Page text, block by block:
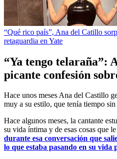
“Qué rico país”, Ana del Catillo
retaguardia en Yate
“Ya tengo telaraña”:
picante confesión
Hace unos meses Ana del Castillo
muy a su estilo, que tenía tiempo
Hace algunos meses, la cantante
su vida íntima y de esas cosas que
durante esa conversación que
lo que estaba pasando en su vida